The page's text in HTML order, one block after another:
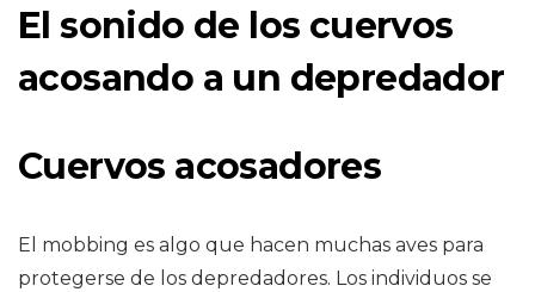
El sonido de los cuervos
acosando a un depredador
Cuervos acosadores
El mobbing es algo que hacen muchas aves para
protegerse de los depredadores. Los individuos se